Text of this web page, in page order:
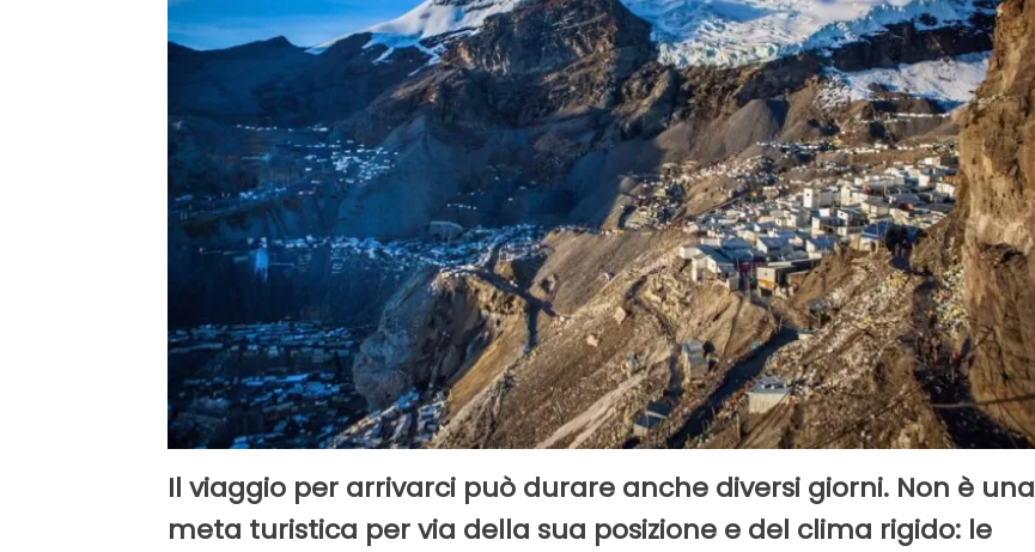
Il viaggio per arrivarci può durare anche diversi giorni. Non è una
meta turistica per via della sua posizione e del clima rigido: le